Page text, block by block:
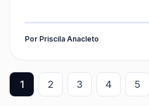
Por Priscila Anacleto
1 2 3 4 5